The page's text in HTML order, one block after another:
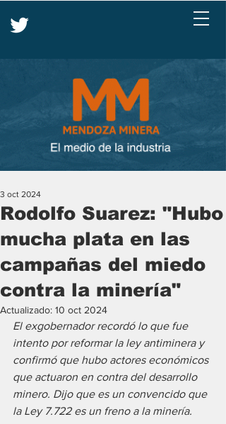
Rodolfo Suarez: "Hubo
mucha plata en las
campañas del miedo
contra la minería"
3 oct 2024
Actualizado: 10 oct 2024
El exgobernador recordó lo que fue
intento por reformar la ley antiminera y
confirmó que hubo actores económicos
que actuaron en contra del desarrollo
minero. Dijo que es un convencido que
la Ley 7.722 es un freno a la minería.